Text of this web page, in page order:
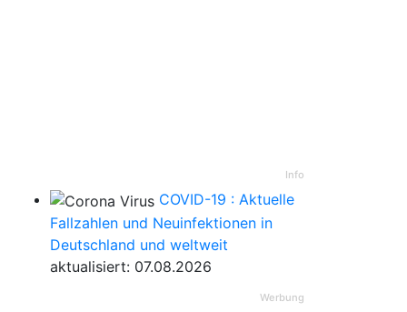
Info
COVID-19 : Aktuelle
Fallzahlen und Neuinfektionen in
Deutschland und weltweit
aktualisiert: 07.08.2026
Werbung